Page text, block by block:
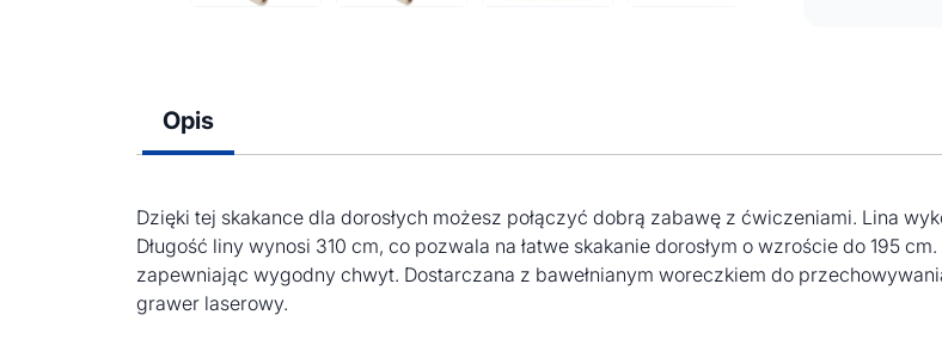
Opis
Dzięki tej skakance dla dorosłych możesz połączyć dobrą zabawę z ćwiczeniami. Lina
Długość liny wynosi 310 cm, co pozwala na łatwe skakanie dorosłym o wzroście do 195
zapewniając wygodny chwyt. Dostarczana z bawełnianym woreczkiem do
grawer laserowy.